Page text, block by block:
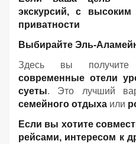
экскурсий, с
приватности
Выбирайте Эль-
Здесь вы
современные отели
суеты. Это лучший
семейного отдыха или
Если вы хотите
рейсами, интересом к